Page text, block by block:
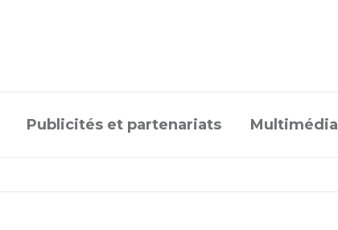
Publicités et partenariats Multimédia